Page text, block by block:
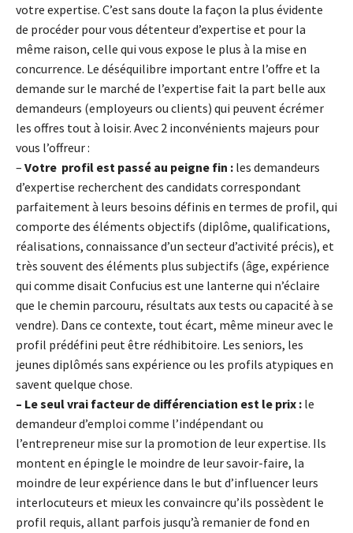
votre expertise. C’est sans doute la façon la plus évidente
de procéder pour vous détenteur d’expertise et pour la
même raison, celle qui vous expose le plus à la mise en
concurrence. Le déséquilibre important entre l’offre et la
demande sur le marché de l’expertise fait la part belle aux
demandeurs (employeurs ou clients) qui peuvent écrémer
les offres tout à loisir. Avec 2 inconvénients majeurs pour
vous l’offreur :
– Votre profil est passé au peigne fin : les demandeurs
d’expertise recherchent des candidats correspondant
parfaitement à leurs besoins définis en termes de profil, qui
comporte des éléments objectifs (diplôme, qualifications,
réalisations, connaissance d’un secteur d’activité précis), et
très souvent des éléments plus subjectifs (âge, expérience
qui comme disait Confucius est une lanterne qui n’éclaire
que le chemin parcouru, résultats aux tests ou capacité à se
vendre). Dans ce contexte, tout écart, même mineur avec le
profil prédéfini peut être rédhibitoire. Les seniors, les
jeunes diplômés sans expérience ou les profils atypiques en
savent quelque chose.
– Le seul vrai facteur de différenciation est le prix : le
demandeur d’emploi comme l’indépendant ou
l’entrepreneur mise sur la promotion de leur expertise. Ils
montent en épingle le moindre de leur savoir-faire, la
moindre de leur expérience dans le but d’influencer leurs
interlocuteurs et mieux les convaincre qu’ils possèdent le
profil requis, allant parfois jusqu’à remanier de fond en